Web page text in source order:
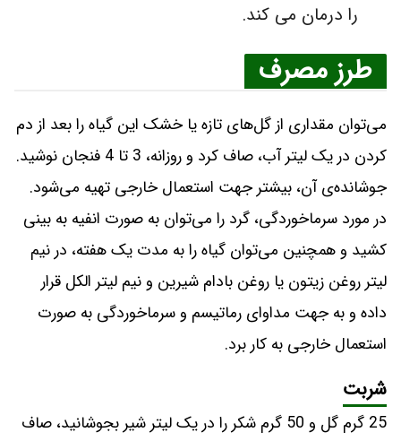
را درمان می کند.
طرز مصرف
می‌توان مقداری از گل‌های تازه یا خشک این گیاه را بعد از دم
کردن در یک لیتر آب، صاف کرد و روزانه، 3 تا 4 فنجان نوشید.
جوشانده‌ی آن، بیشتر جهت استعمال خارجی تهیه می‌شود.
در مورد سرماخوردگی، گرد را می‌توان به صورت انفیه به بینی
کشید و همچنین می‌توان گیاه را به مدت یک هفته، در نیم
لیتر روغن زیتون یا روغن بادام شیرین و نیم لیتر الکل قرار
داده و به جهت مداوای رماتیسم و سرماخوردگی به صورت
استعمال خارجی به کار برد.
شربت
25 گرم گل و 50 گرم شکر را در یک لیتر شیر بجوشانید، صاف